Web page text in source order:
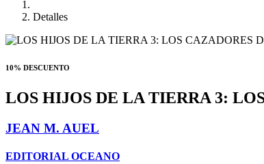
Detalles
10% DESCUENTO
LOS HIJOS DE LA TIERRA 3:
JEAN M. AUEL
EDITORIAL OCEANO